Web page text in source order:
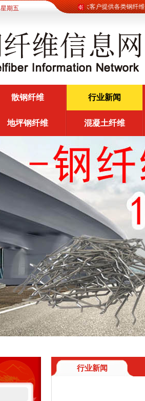
期五 钢纤维信息网为广大客户提供各类钢纤维信
散钢纤维 行业新闻
地坪钢纤维 混凝土纤维
行业新闻